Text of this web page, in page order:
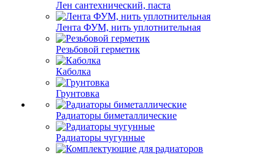
Лен сантехнический, паста
Лента ФУМ, нить уплотнительная
Резьбовой герметик
Каболка
Грунтовка
Радиаторы биметаллические
Радиаторы чугунные